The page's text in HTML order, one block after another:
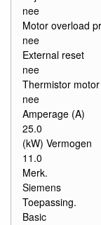
nee
Motor overload
nee
External reset
nee
Thermistor
nee
Amperage (A)
25.0
(kW) Vermogen
11.0
Merk.
Siemens
Toepassing.
Basic